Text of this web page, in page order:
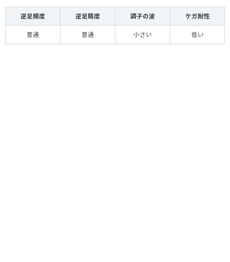
逆足頻度 逆足精度 調子の波 ケガ耐性
普通 普通 小さい 低い